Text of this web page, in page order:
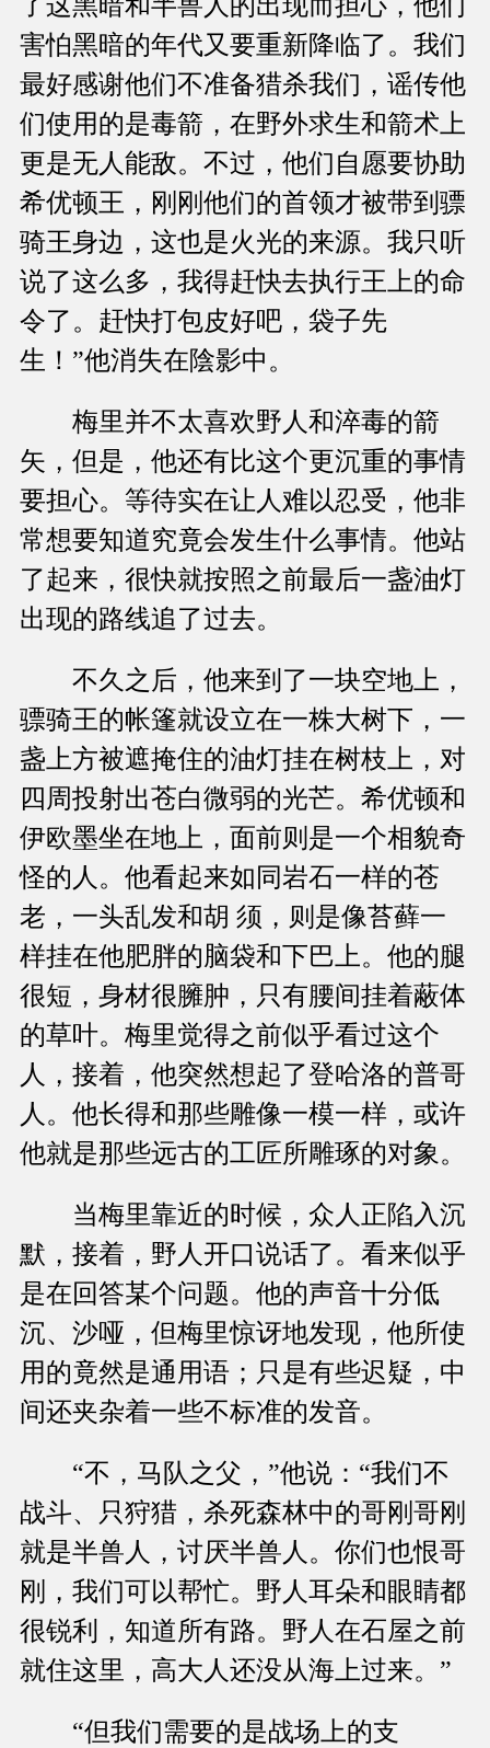
害怕黑暗的年代又要重新降临了。我们
最好感谢他们不准备猎杀我们，谣传他
们使用的是毒箭，在野外求生和箭术上
更是无人能敌。不过，他们自愿要协助
希优顿王，刚刚他们的首领才被带到骠
骑王身边，这也是火光的来源。我只听
说了这么多，我得赶快去执行王上的命
令了。赶快打包皮好吧，袋子先
生！”他消失在陰影中。
梅里并不太喜欢野人和淬毒的箭
矢，但是，他还有比这个更沉重的事情
要担心。等待实在让人难以忍受，他非
常想要知道究竟会发生什么事情。他站
了起来，很快就按照之前最后一盏油灯
出现的路线追了过去。
不久之后，他来到了一块空地上，
骠骑王的帐篷就设立在一株大树下，一
盏上方被遮掩住的油灯挂在树枝上，对
四周投射出苍白微弱的光芒。希优顿和
伊欧墨坐在地上，面前则是一个相貌奇
怪的人。他看起来如同岩石一样的苍
老，一头乱发和胡 须，则是像苔藓一
样挂在他肥胖的脑袋和下巴上。他的腿
很短，身材很臃肿，只有腰间挂着蔽体
的草叶。梅里觉得之前似乎看过这个
人，接着，他突然想起了登哈洛的普哥
人。他长得和那些雕像一模一样，或许
他就是那些远古的工匠所雕琢的对象。
当梅里靠近的时候，众人正陷入沉
默，接着，野人开口说话了。看来似乎
是在回答某个问题。他的声音十分低
沉、沙哑，但梅里惊讶地发现，他所使
用的竟然是通用语；只是有些迟疑，中
间还夹杂着一些不标准的发音。
“不，马队之父，”他说：“我们不
战斗、只狩猎，杀死森林中的哥刚哥刚
就是半兽人，讨厌半兽人。你们也恨哥
刚，我们可以帮忙。野人耳朵和眼睛都
很锐利，知道所有路。野人在石屋之前
就住这里，高大人还没从海上过来。”
“但我们需要的是战场上的支